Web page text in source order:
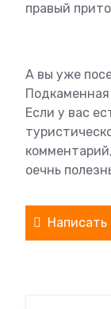
правый
А вы уже
Подкаменная
Если у вас
оечнь
Написать